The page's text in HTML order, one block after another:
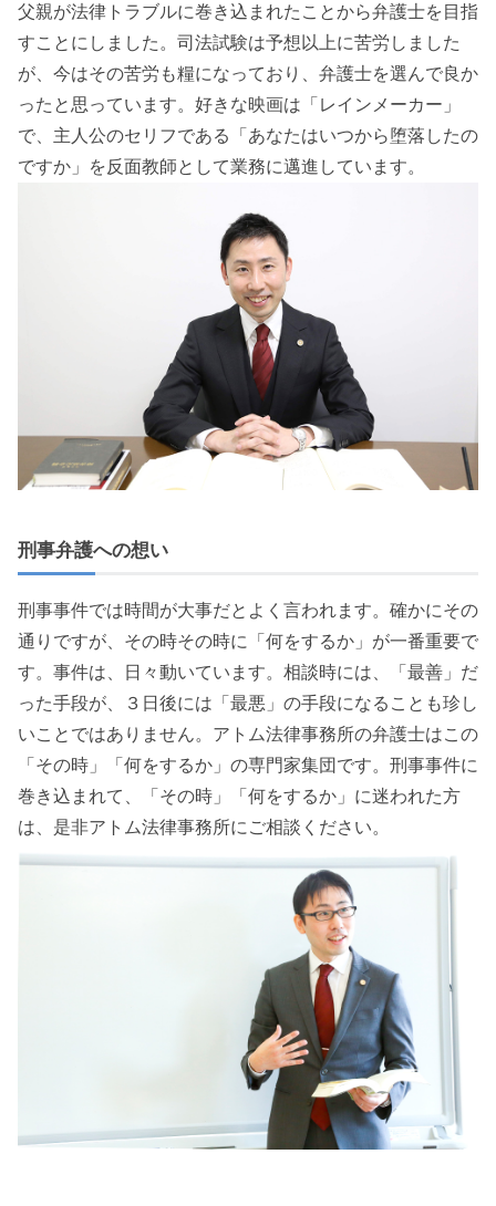
父親が法律トラブルに巻き込まれたことから弁護士を目指
すことにしました。司法試験は予想以上に苦労しました
が、今はその苦労も糧になっており、弁護士を選んで良か
ったと思っています。好きな映画は「レインメーカー」
で、主人公のセリフである「あなたはいつから堕落したの
ですか」を反面教師として業務に邁進しています。
刑事弁護への想い
刑事事件では時間が大事だとよく言われます。確かにその
通りですが、その時その時に「何をするか」が一番重要で
す。事件は、日々動いています。相談時には、「最善」だ
った手段が、３日後には「最悪」の手段になることも珍し
いことではありません。アトム法律事務所の弁護士はこの
「その時」「何をするか」の専門家集団です。刑事事件に
巻き込まれて、「その時」「何をするか」に迷われた方
は、是非アトム法律事務所にご相談ください。